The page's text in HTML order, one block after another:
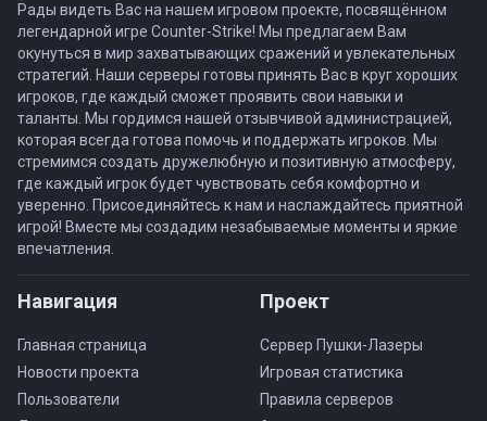
Рады видеть Вас на нашем игровом проекте, посвящённом
легендарной игре Counter-Strike! Мы предлагаем Вам
окунуться в мир захватывающих сражений и увлекательных
стратегий. Наши серверы готовы принять Вас в круг хороших
игроков, где каждый сможет проявить свои навыки и
таланты. Мы гордимся нашей отзывчивой администрацией,
которая всегда готова помочь и поддержать игроков. Мы
стремимся создать дружелюбную и позитивную атмосферу,
где каждый игрок будет чувствовать себя комфортно и
уверенно. Присоединяйтесь к нам и наслаждайтесь приятной
игрой! Вместе мы создадим незабываемые моменты и яркие
впечатления.
Навигация
Главная страница
Новости проекта
Пользователи
Проект
Сервер Пушки-Лазеры
Игровая статистика
Правила серверов